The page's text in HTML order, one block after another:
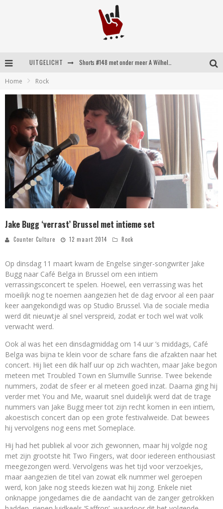
UITGELICHT
Home Rock
Jake Bugg ‘verrast’ Brussel met intieme set
Counter Culture 12 maart 2014 Rock
Op dinsdag 11 maart kwam de Engelse singer-songwriter Jake
Bugg naar Café Belga in Brussel om een intiem
verrassingsconcert te spelen. Hoewel, een verrassing was het
moeilijk nog te noemen aangezien het de dag ervoor al een paar
keer aangekondigd was op Studio Brussel. Via de sociale media
werd dit nieuwtje al snel verspreid, zodat er toch wel wat volk
verwacht werd.
Ook al was het een dinsdagmiddag om 14 uur ’s middags, Café
Belga was bijna te klein voor de schare fans die afzakten naar het
concert. Hij liet een dik half uur op zich wachten, maar Jake begon
meteen met Troubled Town en Slumville Sunrise. Twee bekende
nummers, zodat de sfeer er al meteen goed inzat. Daarna ging hij
verder met You and Me, waaruit snel duidelijk werd dat de trage
nummers van Jake Bugg meer tot zijn recht komen in een intiem,
akoestisch concert dan op een grote festivalweide. Dat bewees
hij vervolgens nog eens met Someplace.
Hij had het publiek al voor zich gewonnen, maar hij volgde nog
met zijn grootste hit Two Fingers, wat door iedereen enthousiast
meegezongen werd. Vervolgens was het tijd voor verzoekjes,
maar aangezien de titel van zowat elk nummer wel geroepen
werd, kon Jake nog steeds kiezen wat hij zong. Enkele niet
onknappe jongedames die de aandacht van de zanger getrokken